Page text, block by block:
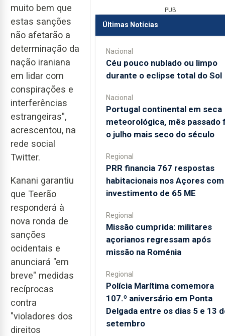
muito bem que
estas sanções
não afetarão a
determinação da
nação iraniana
em lidar com
conspirações e
interferências
estrangeiras",
acrescentou, na
rede social
Twitter.
Kanani garantiu
que Teerão
responderá à
nova ronda de
sanções
ocidentais e
anunciará "em
breve" medidas
recíprocas
contra
"violadores dos
direitos
PUB
Últimas Notícias
Nacional
Céu pouco nublado ou limpo
durante o eclipse total do Sol
Nacional
Portugal continental em seca
meteorológica, mês passado
o julho mais seco do século
Regional
PRR financia 767 respostas
habitacionais nos Açores com
investimento de 65 ME
Regional
Missão cumprida: militares
açorianos regressam após
missão na Roménia
Regional
Polícia Marítima comemora
107.º aniversário em Ponta
Delgada entre os dias 5 e 13
setembro